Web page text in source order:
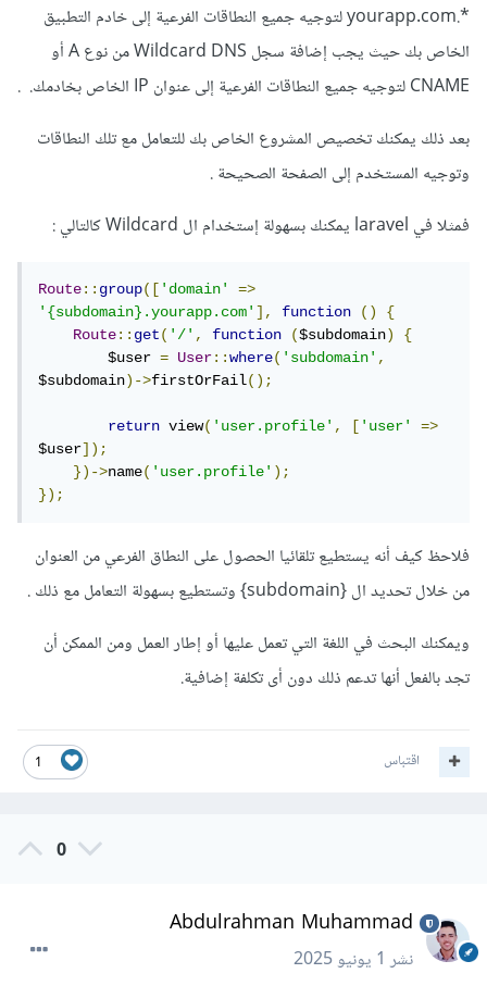
*.yourapp.com لتوجيه جميع النطاقات الفرعية إلى خادم التطبيق
الخاص بك حيث يجب إضافة سجل Wildcard DNS من نوع A أو
CNAME لتوجيه جميع النطاقات الفرعية إلى عنوان IP الخاص بخادمك. .
بعد ذلك يمكنك تخصيص المشروع الخاص بك للتعامل مع تلك النطاقات
وتوجيه المستخدم إلى الصفحة الصحيحة .
فمثلا في laravel يمكنك بسهولة إستخدام ال Wildcard كالتالي
Route::group(['domain'
=>
'{subdomain}.yourapp.com'], function ()
{
Route::get('/', function ($subdomain)
{
        $user
= User::where('subdomain',
$subdomain)->firstOrFail();
return view('user.profile', ['user'
=>
$user]);
})->name('user.profile');
});
فلاحظ كيف أنه يستطيع تلقائيا الحصول على النطاق الفرعي من العنوان
من خلال تحديد ال {subdomain} وتستطيع بسهولة التعامل مع ذلك .
ويمكنك البحث في اللغة التي تعمل عليها أو إطار العمل ومن الممكن أن
تجد بالفعل أنها تدعم ذلك دون أى تكلفة إضافية.
1 اقتباس
0
Abdulrahman Muhammad
نشر1 يونيو 2025